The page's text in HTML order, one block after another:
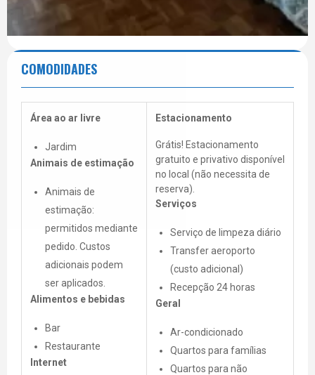
COMODIDADES
Área ao ar livre
Jardim
Animais de estimação
Animais de
estimação:
permitidos mediante
pedido. Custos
adicionais podem
ser aplicados.
Alimentos e bebidas
Bar
Restaurante
Internet
Estacionamento
Grátis! Estacionamento
gratuito e privativo disponível
no local (não necessita de
reserva).
Serviços
Serviço de limpeza diário
Transfer aeroporto
(custo adicional)
Recepção 24 horas
Geral
Ar-condicionado
Quartos para famílias
Quartos para não